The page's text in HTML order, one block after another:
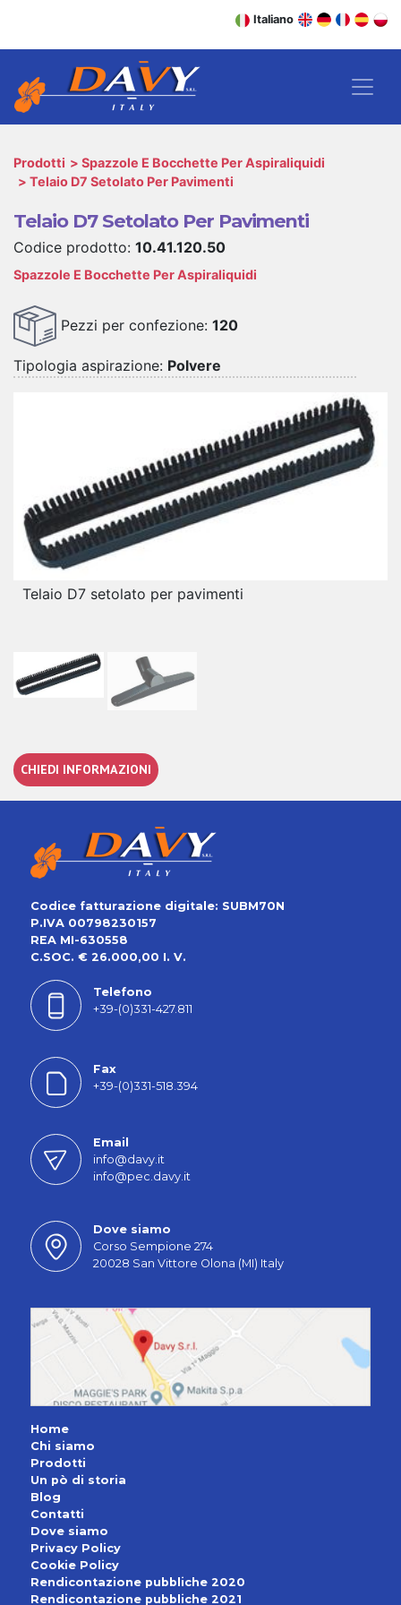
Italiano
Prodotti
Spazzole E Bocchette Per Aspiraliquidi
Telaio D7 Setolato Per Pavimenti
Telaio D7 setolato per pavimenti
CHIEDI INFORMAZIONI
Telaio D7 Setolato Per Pavimenti
Codice prodotto: 10.41.120.50
Spazzole E Bocchette Per Aspiraliquidi
Pezzi per confezione: 120
Tipologia aspirazione: Polvere
Codice fatturazione digitale: SUBM70N
P.IVA 00798230157
REA MI-630558
C.SOC. € 26.000,00 I. V.
Telefono
+39-(0)331-427.811
Fax
+39-(0)331-518.394
Email
info@davy.it
info@pec.davy.it
Dove siamo
Corso Sempione 274
20028 San Vittore Olona (MI) Italy
Home
Chi siamo
Prodotti
Un pò di storia
Blog
Contatti
Dove siamo
Privacy Policy
Cookie Policy
Rendicontazione pubbliche 2020
Rendicontazione pubbliche 2021